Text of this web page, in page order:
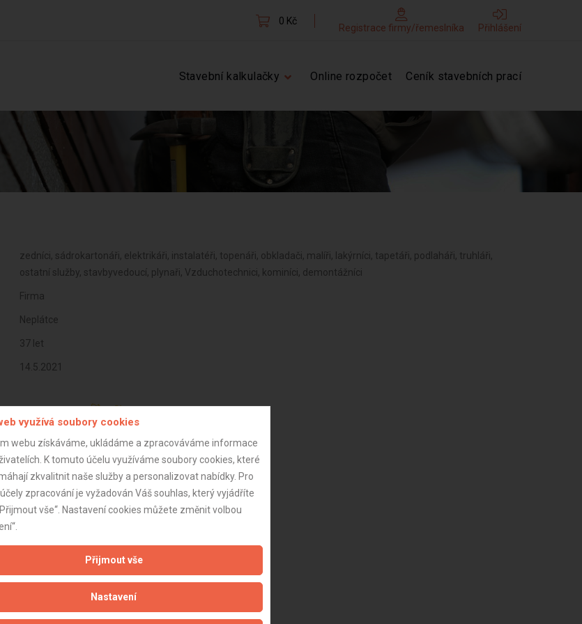
0 Kč
Registrace firmy/řemeslníka Přihlášení
Stavební kalkulačky Online rozpočet Ceník stavebních prací
zedníci, sádrokartonáři, elektrikáři, instalatéři, topenáři, obkladači, malíři, lakýrníci, tapetáři, podlaháři, truhláři,
ostatní služby, stavbyvedoucí, plynaři, Vzduchotechnici, kominíci, demontážníci
Firma
Neplátce
37 let
14.5.2021
Aktualizováno z portálu ARES dne 04.01.2024 22:30:08
využívá soubory cookies
webu získáváme, ukládáme a zpracováváme informace
K tomuto účelu využíváme soubory cookies, které
zkvalitnit naše služby a personalizovat nabídky. Pro
zpracování je vyžadován Váš souhlas, který vyjádříte
vše“. Nastavení cookies můžete změnit volbou
Přijmout vše
Nastavení